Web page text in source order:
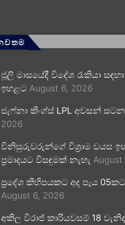
ජූලි මාසයේදී විදේශ රැකියා
ඉහළට August 6, 2026
ජැෆ්නා කිංග්ස් LPL අවසන්
2026
විනිසුරුවරුන්ගේ විශ්‍රාම වයස
ප්‍රමාදයට විසඳුමක් නැහැ August
ප්‍රදේශ කිහිපයකට අද පැය
August 6, 2026
අකිල විරාජ් කාරියවසම් 18